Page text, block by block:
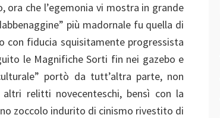
ora che l’egemonia vi mostra in grande
più madornale fu quella di
con fiducia squisitamente progressista
le Magnifiche Sorti fin nei gazebo e
portò da tutt’altra parte, non
relitti novecenteschi, bensì con la
zoccolo indurito di cinismo rivestito di